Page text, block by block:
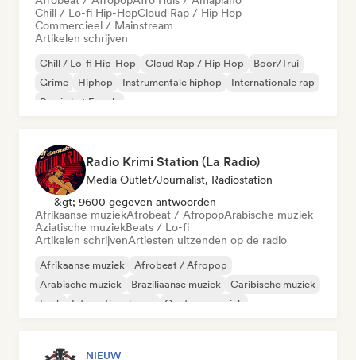
Chill / Lo-fi Hip-HopCloud Rap / Hip Hop
Commercieel / Mainstream
Artikelen schrijven
Chill / Lo-fi Hip-Hop Cloud Rap / Hip Hop
Boor/Trui
Grime
Hiphop Instrumentale hiphop
Internationale rap
Rap in het Engels
Radio Krimi Station (La Radio)
Media Outlet/Journalist, Radiostation
&gt; 9600 gegeven antwoorden
Afrikaanse muziekAfrobeat / AfropopArabische muziek
Aziatische muziekBeats / Lo-fi
Artikelen schrijvenArtiesten uitzenden op de radio
Afrikaanse muziek
Afrobeat / Afropop
Arabische muziek
Braziliaanse muziek
Caribische muziek
Funk
Internationale rap Oosterse muziek
NIEUW